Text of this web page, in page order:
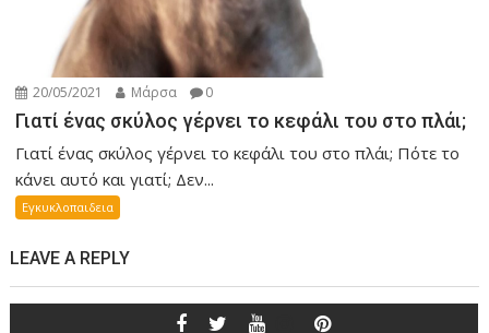
20/05/2021 Μάρσα 0
Γιατί ένας σκύλος γέρνει το κεφάλι του στο πλάι;
Γιατί ένας σκύλος γέρνει το κεφάλι του στο πλάι; Πότε το
κάνει αυτό και γιατί; Δεν...
Εγκυκλοπαιδεια
LEAVE A REPLY